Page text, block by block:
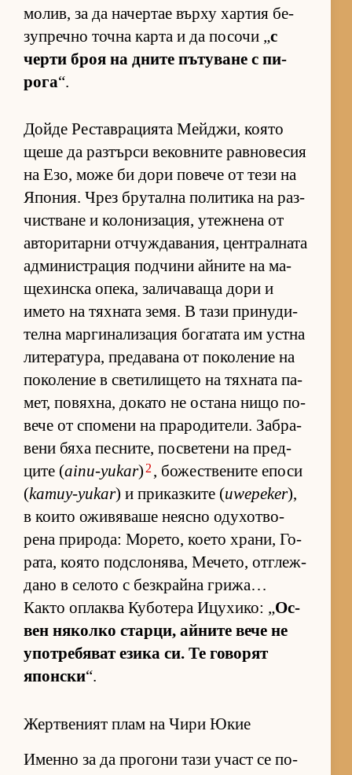
мо­лив, за да на­чер­тае върху хар­тия бе­
зуп­речно точна карта и да по­сочи „с
черти броя на дните пъ­ту­ване с пи­
рога“.
Дойде Рес­тав­ра­ци­ята Мей­джи, ко­ято
щеше да раз­търси ве­ков­ните рав­но­ве­сия
на Езо, може би дори по­вече от тези на
Япо­ния. Чрез бру­тална по­ли­тика на раз­
чис­т­ване и ко­ло­ни­за­ция, утеж­нена от
ав­то­ри­тарни от­чуж­да­ва­ния, цен­т­рал­ната
ад­ми­нис­т­ра­ция под­чини ай­ните на ма­
ще­хин­ска опе­ка, за­ли­ча­ваща дори и
името на тях­ната зе­мя. В тази при­ну­ди­
телна мар­ги­на­ли­за­ция бо­га­тата им ус­тна
ли­те­ра­ту­ра, пре­да­вана от по­ко­ле­ние на
по­ко­ле­ние в све­ти­ли­щето на тях­ната па­
мет, по­вях­на, до­като не ос­тана нищо по­
вече от спо­мени на пра­ро­ди­те­ли. Заб­ра­
вени бяха пес­ни­те, пос­ве­тени на пред­
ците (ainu-yukar) 2 , бо­жес­т­ве­ните епоси
(kamuy-yukar) и при­каз­ките (uwepeker),
в ко­ито ожи­вя­ваше не­ясно оду­хот­во­
рена при­ро­да: Мо­ре­то, ко­ето хра­ни, Го­
ра­та, ко­ято под­с­ло­ня­ва, Ме­че­то, от­г­леж­
дано в се­лото с без­к­райна гри­жа…
Както оп­лаква Ку­бо­тера Ицу­хи­ко: „Ос­
вен ня­колко стар­ци, ай­ните вече не
упот­ре­бя­ват езика си. Те го­во­рят
япон­ски“.
Жертвеният плам на Чири Юкие
Именно за да про­гони тази участ се по­